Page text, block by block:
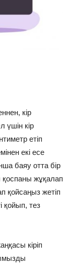
кір
үшін кір
етіп
екі есе
баяу отта бір
жұқалап
қойсаңыз жетіп
қойып, тез
кіріп